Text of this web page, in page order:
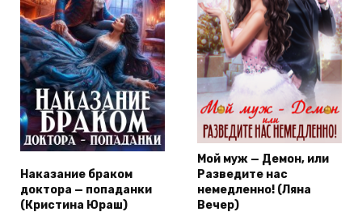
Наказание браком
доктора — попаданки
(Кристина Юраш)
Мой муж — Демон, или
Разведите нас
немедленно! (Ляна
Вечер)